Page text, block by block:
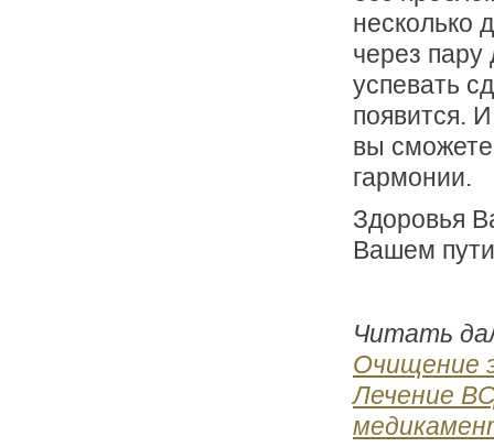
несколько
через пару
успевать
появится.
вы
гармонии.
Здоровья
Вашем
Читать
Очищение
Лечение